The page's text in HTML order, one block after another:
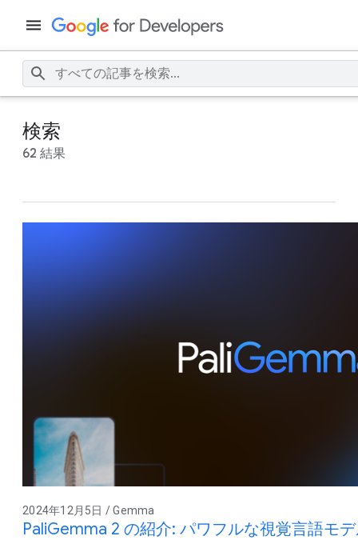
検索
62 結果
2024年12月5日 / Gemma
PaliGemma 2 の紹介: パワフルな視覚言語モ